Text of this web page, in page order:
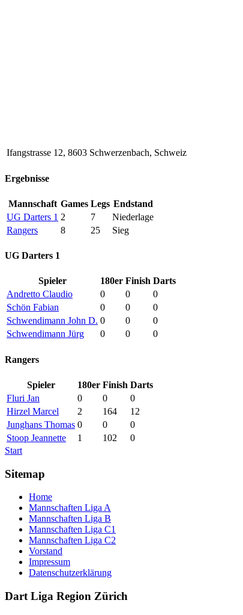
Ifangstrasse 12, 8603 Schwerzenbach, Schweiz
Ergebnisse
Mannschaft Games Legs Endstand
UG Darters 1 2 7
Niederlage
Rangers
8 25 Sieg
UG Darters 1
Spieler 180er Finish Darts
Andretto Claudio
0 0
0
Schön Fabian
0 0
0
Schwendimann John D. 0 0
0
Schwendimann Jürg
0 0 0
Rangers
Spieler 180er Finish Darts
Fluri Jan
0 0
0
Hirzel Marcel
2 164
12
Junghans Thomas 0 0
0
Stoop Jeannette
1 102
0
Start
Sitemap
Home
Mannschaften Liga A
Mannschaften Liga B
Mannschaften Liga C1
Mannschaften Liga C2
Vorstand
Impressum
Datenschutzerklärung
Dart Liga Region Zürich